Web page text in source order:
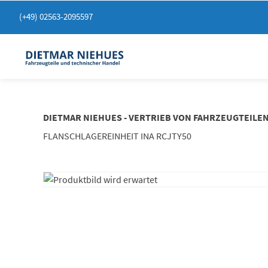
zum
(+49) 02563-2095597
DIETMAR NIEHUES - VERTRIEB VON
FLANSCHLAGEREINHEIT INA RCJTY50